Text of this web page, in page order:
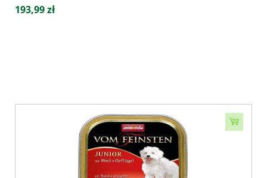
193,99 zł